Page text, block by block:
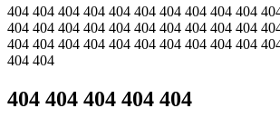
404 404 404 404 404 404 404 404 404 404
404 404 404 404 404 404 404 404 404 404
404 404 404 404 404 404 404 404 404 404
404 404
404 404 404 404 404